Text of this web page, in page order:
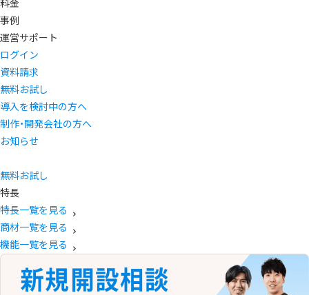
料金
事例
運営サポート
ログイン
資料請求
無料お試し
導入を検討中の方へ
制作・開発会社の方へ
お知らせ
無料お試し
特長
特長一覧を見る
商材一覧を見る
機能一覧を見る